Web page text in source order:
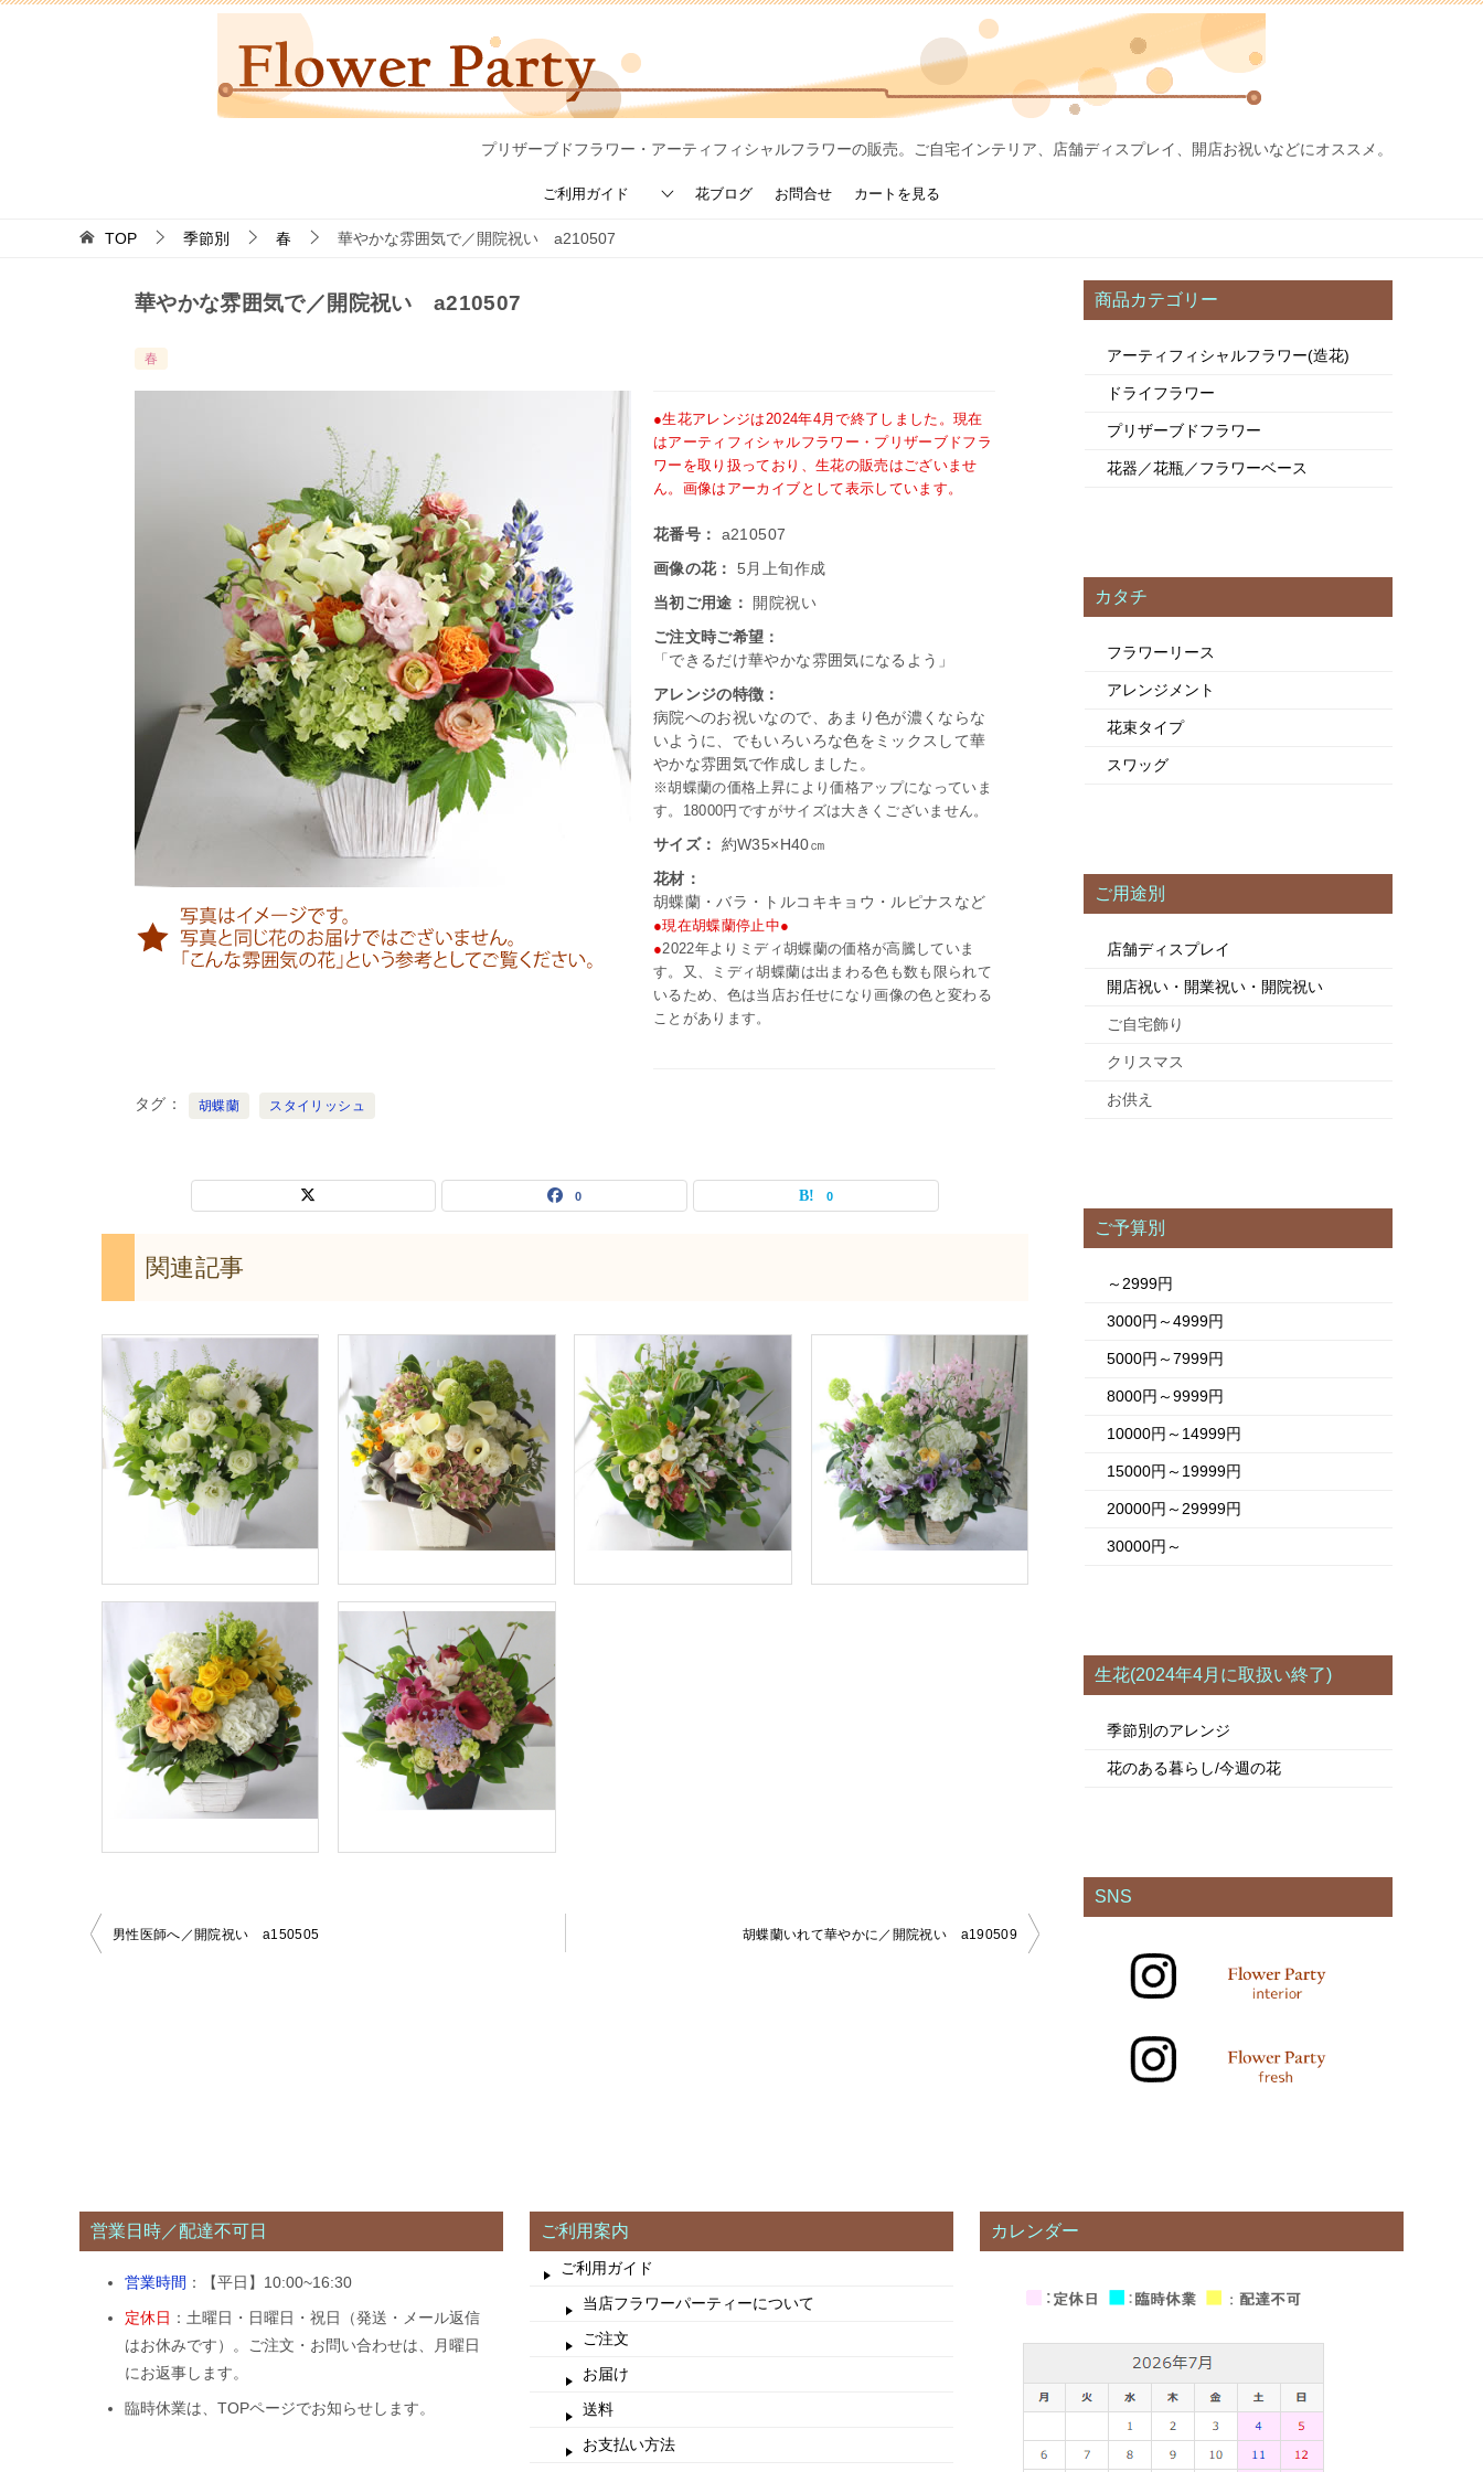
プリザーブドフラワー・アーティフィシャルフラワーの販売。ご自宅インテリア、店舗ディスプレイ、開店お祝いなどにオススメ。
ご利用ガイド 花ブログ お問合せ カートを見る
TOP 季節別 春 華やかな雰囲気で／開院祝い a210507
華やかな雰囲気で／開院祝い a210507
春
●生花アレンジは2024年4月で終了しました。現在
はアーティフィシャルフラワー・プリザーブドフラ
ワーを取り扱っており、生花の販売はございませ
ん。画像はアーカイブとして表示しています。
花番号：
a210507
画像の花：
5月上旬作成
当初ご用途：
開院祝い
ご注文時ご希望：
「できるだけ華やかな雰囲気になるよう」
アレンジの特徴：
病院へのお祝いなので、あまり色が濃くならな
いように、でもいろいろな色をミックスして華
やかな雰囲気で作成しました。
※胡蝶蘭の価格上昇により価格アップになっていま
す。18000円ですがサイズは大きくございません。
サイズ：
約W35×H40㎝
花材：
胡蝶蘭・バラ・トルコキキョウ・ルピナスなど
●現在胡蝶蘭停止中●
●2022年よりミディ胡蝶蘭の価格が高騰していま
す。又、ミディ胡蝶蘭は出まわる色も数も限られて
いるため、色は当店お任せになり画像の色と変わる
ことがあります。
タグ 胡蝶蘭 スタイリッシュ
0 0
関連記事
投
男性医師へ／開院祝い a150505 胡蝶蘭いれて華やかに／開院祝い a190509
商品カテゴリー
アーティフィシャルフラワー(造花)
ドライフラワー
プリザーブドフラワー
花器／花瓶／フラワーベース
カタチ
フラワーリース
アレンジメント
花束タイプ
スワッグ
ご用途別
店舗ディスプレイ
開店祝い・開業祝い・開院祝い
ご自宅飾り
クリスマス
お供え
ご予算別
～2999円
3000円～4999円
5000円～7999円
8000円～9999円
10000円～14999円
15000円～19999円
20000円～29999円
30000円～
生花(2024年4月に取扱い終了)
季節別のアレンジ
花のある暮らし/今週の花
SNS
営業日時／配達不可日
営業時間 ：【平日】10:00~16:30
定休日 ：土曜日・日曜日・祝日（発送・メール返信
はお休みです）。ご注文・お問い合わせは、月曜日
にお返事します。
臨時休業は、TOPページでお知らせします。
ご利用案内
ご利用ガイド
当店フラワーパーティーについて
ご注文
お届け
送料
お支払い方法
カレンダー